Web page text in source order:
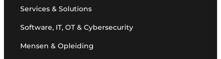
Services & Solutions
Software, IT, OT & Cybersecurity
Mensen & Opleiding